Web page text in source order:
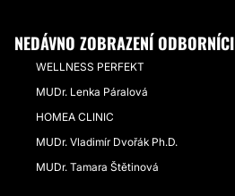
NEDÁVNO ZOBRAZENÍ ODBORNÍCI
WELLNESS PERFEKT
MUDr. Lenka Páralová
HOMEA CLINIC
MUDr. Vladimír Dvořák Ph.D.
MUDr. Tamara Štětinová